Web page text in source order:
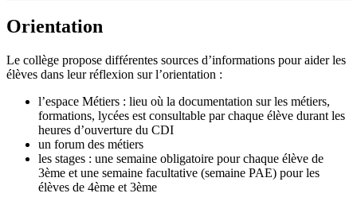
Orientation
Le collège propose différentes sources d’informations pour aider les
élèves dans leur réflexion sur l’orientation :
l’espace Métiers : lieu où la documentation sur les métiers,
formations, lycées est consultable par chaque élève durant les
heures d’ouverture du CDI
un forum des métiers
les stages : une semaine obligatoire pour chaque élève de
3ème et une semaine facultative (semaine PAE) pour les
élèves de 4ème et 3ème